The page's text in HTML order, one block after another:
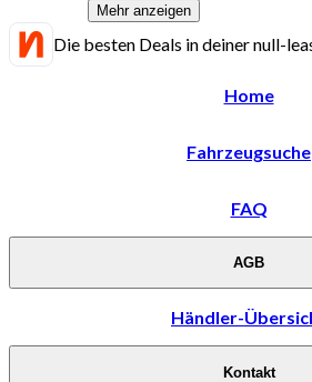
Mehr anzeigen
Die besten Deals in deiner null-
Home
Fahrzeugsuche
FAQ
AGB
Händler-
Kontakt